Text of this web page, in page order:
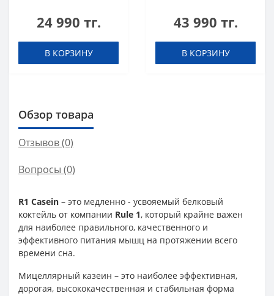
454 g
24 990 тг.
В КОРЗИНУ
43 990 тг.
В КОРЗИНУ
Обзор товара
Отзывов (0)
Вопросы (0)
R1 Casein – это медленно - усвояемый белковый
коктейль от компании Rule 1, который крайне важен
для наиболее правильного, качественного и
эффективного питания мышц на протяжении всего
времени сна.
Мицеллярный казеин – это наиболее эффективная,
дорогая, высококачественная и стабильная форма